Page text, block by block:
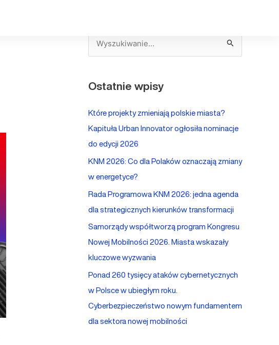
z
k
Ostatnie wpisy
Które projekty zmieniają polskie miasta?
Kapituła Urban Innovator ogłosiła nominacje
do edycji 2026
KNM 2026: Co dla Polaków oznaczają zmiany
w energetyce?
Rada Programowa KNM 2026: jedna agenda
dla strategicznych kierunków transformacji
Samorządy współtworzą program Kongresu
Nowej Mobilności 2026. Miasta wskazały
kluczowe wyzwania
Ponad 260 tysięcy ataków cybernetycznych
w Polsce w ubiegłym roku.
Cyberbezpieczeństwo nowym fundamentem
dla sektora nowej mobilności